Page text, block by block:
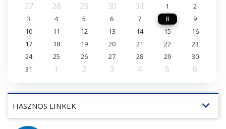
27
28 29 30 31 1
2
3
4 5 6 7 8
9
10
11 12 13 14 15
16
17
18 19 20 21 22
23
24
25 26 27 28 29
30
31
1 2 3 4 5 6
HASZNOS LINKEK expand_more